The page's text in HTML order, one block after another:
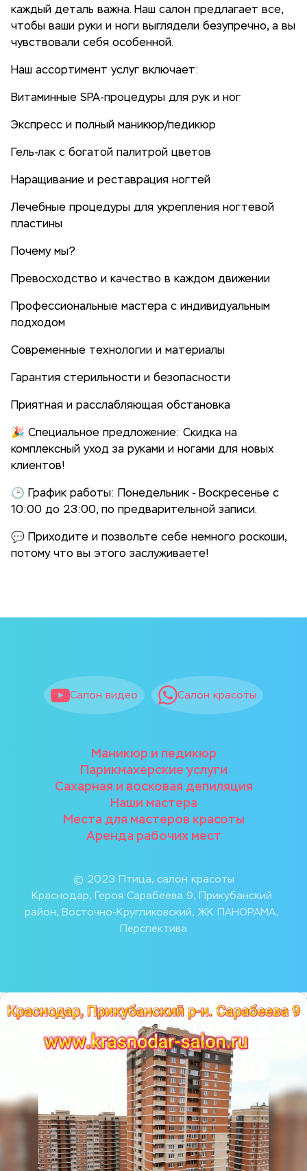
каждый деталь важна. Наш салон предлагает все,
чтобы ваши руки и ноги выглядели безупречно, а вы
чувствовали себя особенной.
Наш ассортимент услуг включает:
Витаминные SPA-процедуры для рук и ног
Экспресс и полный маникюр/педикюр
Гель-лак с богатой палитрой цветов
Наращивание и реставрация ногтей
Лечебные процедуры для укрепления ногтевой
пластины
Почему мы?
Превосходство и качество в каждом движении
Профессиональные мастера с индивидуальным
подходом
Современные технологии и материалы
Гарантия стерильности и безопасности
Приятная и расслабляющая обстановка
🎉 Специальное предложение: Скидка на
комплексный уход за руками и ногами для новых
клиентов!
🕒 График работы: Понедельник - Воскресенье с
10:00 до 23:00, по предварительной записи.
💬 Приходите и позвольте себе немного роскоши,
потому что вы этого заслуживаете!
Салон видео Салон красоты
Маникюр и педикюр
Парикмахерские услуги
Сахарная и восковая депиляция
Наши мастера
Места для мастеров красоты
Аренда рабочих мест
© 2023 Птица, салон красоты
Краснодар, Героя Сарабеева 9, Прикубанский
район, Восточно-Кругликовский, ЖК ПАНОРАМА,
Перспектива